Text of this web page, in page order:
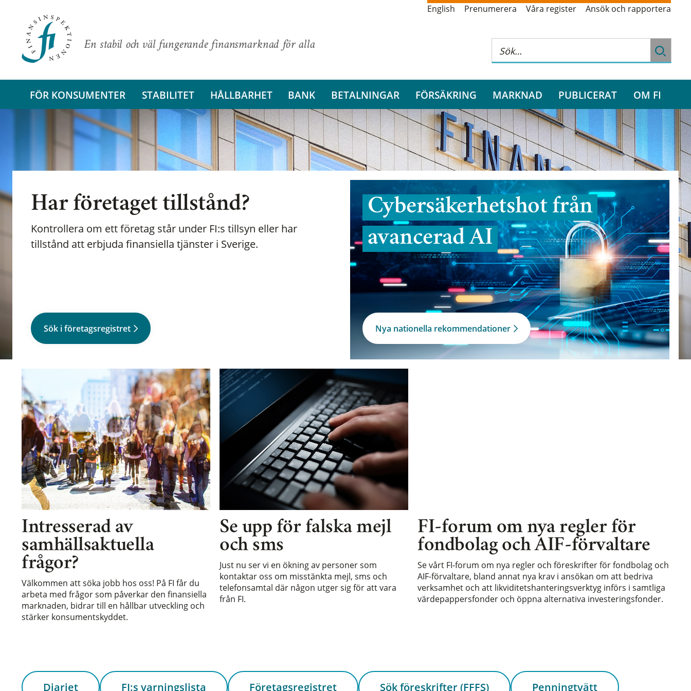
En stabil och väl fungerande finansmarknad för alla
English Prenumerera Våra register Ansök och rapportera
FÖR KONSUMENTER STABILITET HÅLLBARHET BANK BETALNINGAR FÖRSÄKRING MARKNAD PUBLICERAT OM FI
Har företaget tillstånd?
Kontrollera om ett företag står under FI:s tillsyn eller har
tillstånd att erbjuda finansiella tjänster i Sverige.
Sök i företagsregistret
Cybersäkerhetshot från
avancerad AI
Nya nationella rekommendationer
Intresserad av
samhällsaktuella
frågor?
Välkommen att söka jobb hos oss! På FI får du
arbeta med frågor som påverkar den finansiella
marknaden, bidrar till en hållbar utveckling och
stärker konsumentskyddet.
Se upp för falska mejl
och sms
Just nu ser vi en ökning av personer som
kontaktar oss om misstänkta mejl, sms och
telefonsamtal där någon utger sig för att vara
från FI.
FI-forum om nya regler för
fondbolag och AIF-förvaltare
Se vårt FI-forum om nya regler och föreskrifter för fondbolag och
AIF-förvaltare, bland annat nya krav i ansökan om att bedriva
verksamhet och att likviditetshanteringsverktyg införs i samtliga
värdepappersfonder och öppna alternativa investeringsfonder.
Diariet FI:s varningslista Företagsregistret Sök föreskrifter (FFFS) Penningtvätt